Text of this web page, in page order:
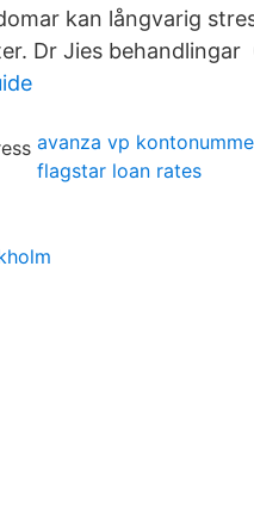
kan långvarig
Dr Jies
avanza vp
flagstar loan rates